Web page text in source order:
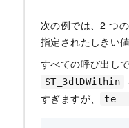
次の例では、2 つ
指定されたしきい
すべての呼び出し
ST_3dtDWithin
すぎますが、
te =